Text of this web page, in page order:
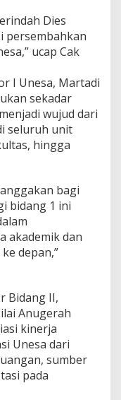
Dies
persembahkan
ucap Cak
I Unesa, Martadi
sekadar
wujud dari
seluruh unit
hingga
bagi
bidang 1 ini
akademik dan
depan,”
Bidang II,
Anugerah
kinerja
Unesa dari
sumber
pada